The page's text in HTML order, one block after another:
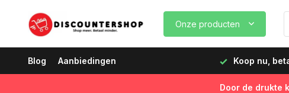
Onze producten
Blog Aanbiedingen
vóór 12:00 uur, de volgende dag geleverd! Koop nu,
Door de drukte